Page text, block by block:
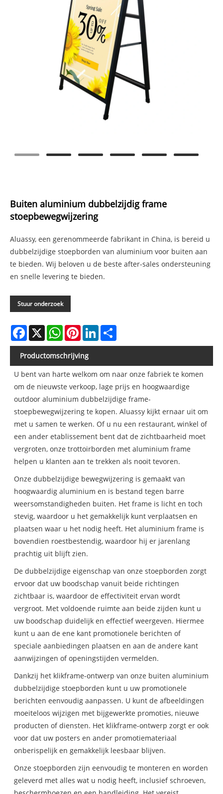
Buiten aluminium dubbelzijdig frame
stoepbewegwijzering
Aluassy, ​​een gerenommeerde fabrikant in China, is bereid u
dubbelzijdige stoepborden van aluminium voor buiten aan
te bieden. Wij beloven u de beste after-sales ondersteuning
en snelle levering te bieden.
Stuur onderzoek
Facebook
X WhatsAppPinterestLinkedIn
Productomschrijving
U bent van harte welkom om naar onze fabriek te komen
om de nieuwste verkoop, lage prijs en hoogwaardige
outdoor aluminium dubbelzijdige frame-
stoepbewegwijzering te kopen. Aluassy kijkt ernaar uit om
met u samen te werken. Of u nu een restaurant, winkel of
een ander etablissement bent dat de zichtbaarheid moet
vergroten, onze trottoirborden met aluminium frame
helpen u klanten aan te trekken als nooit tevoren.
Onze dubbelzijdige bewegwijzering is gemaakt van
hoogwaardig aluminium en is bestand tegen barre
weersomstandigheden buiten. Het frame is licht en toch
stevig, waardoor u het gemakkelijk kunt verplaatsen en
plaatsen waar u het nodig heeft. Het aluminium frame is
bovendien roestbestendig, waardoor hij er jarenlang
prachtig uit blijft zien.
De dubbelzijdige eigenschap van onze stoepborden zorgt
ervoor dat uw boodschap vanuit beide richtingen
zichtbaar is, waardoor de effectiviteit ervan wordt
vergroot. Met voldoende ruimte aan beide zijden kunt u
uw boodschap duidelijk en effectief weergeven. Hiermee
kunt u aan de ene kant promotionele berichten of
speciale aanbiedingen plaatsen en aan de andere kant
aanwijzingen of openingstijden vermelden.
Dankzij het klikframe-ontwerp van onze buiten aluminium
dubbelzijdige stoepborden kunt u uw promotionele
berichten eenvoudig aanpassen. U kunt de afbeeldingen
moeiteloos wijzigen met bijgewerkte promoties, nieuwe
producten of diensten. Het klikframe-ontwerp zorgt er ook
voor dat uw posters en ander promotiemateriaal
onberispelijk en gemakkelijk leesbaar blijven.
Onze stoepborden zijn eenvoudig te monteren en worden
geleverd met alles wat u nodig heeft, inclusief schroeven,